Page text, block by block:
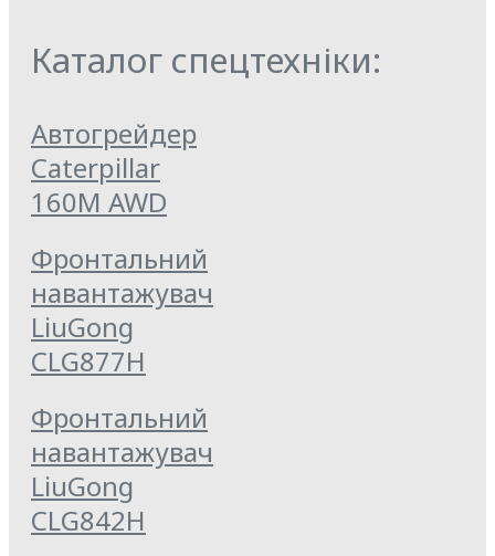
Каталог спецтехніки:
Автогрейдер
Caterpillar
160M AWD
Фронтальний
навантажувач
LiuGong
CLG877Н
Фронтальний
навантажувач
LiuGong
CLG842H